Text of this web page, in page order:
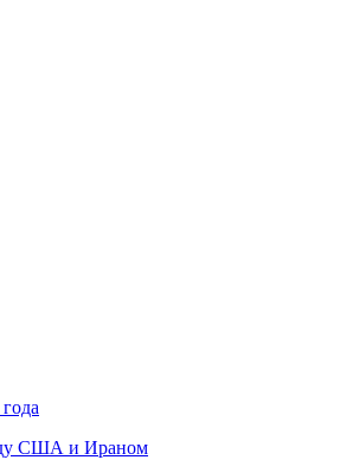
США и Ираном